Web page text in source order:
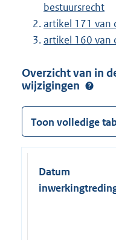
bestuursrecht
artikel 171 van
artikel 160 van
Overzicht van in
wijzigingen
Toon volledige
Datum